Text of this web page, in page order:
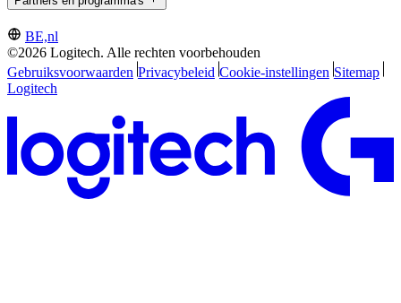
BE,nl
©2026 Logitech. Alle rechten voorbehouden
Gebruiksvoorwaarden Privacybeleid Cookie-instellingen Sitemap
Logitech